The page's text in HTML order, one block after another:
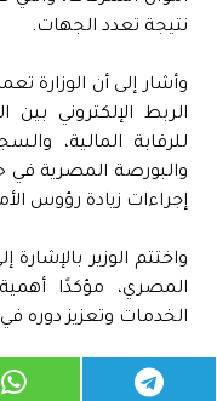
نتيجة تعدد الجهات.
وأشار إلى أن الوزارة
الربط الإلكتروني
للرقابة المالية،
والبورصة المصرية في
إجراءات زيادة رؤوس
واختتم الوزير
المصري، مؤكدًا
الخدمات وتعزيز دوره